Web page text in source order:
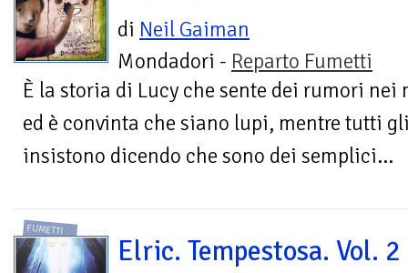
di Neil Gaiman
Mondadori - Reparto Fumetti
È la storia di Lucy che sente dei rumori nei
ed è convinta che siano lupi, mentre tutti
insistono dicendo che sono dei semplici...
FUMETTI
Elric. Tempestosa. Vol. 2